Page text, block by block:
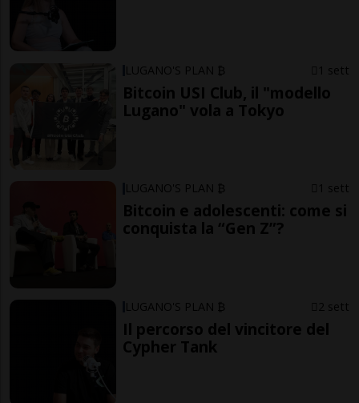
LUGANO'S PLAN ₿ 1 sett
Bitcoin USI Club, il "modello
Lugano" vola a Tokyo
LUGANO'S PLAN ₿ 1 sett
Bitcoin e adolescenti: come si
conquista la “Gen Z”?
LUGANO'S PLAN ₿ 2 sett
Il percorso del vincitore del
Cypher Tank